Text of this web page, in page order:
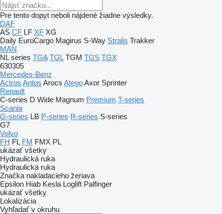
Pre tento dopyt neboli nájdené žiadne výsledky.
DAF
AS CF LF XF XG
Daily EuroCargo Magirus S-Way Stralis Trakker
MAN
NL series TGA TGL TGM TGS TGX
630305
Mercedes-Benz
Actros Antos Arocs AtegoAxor Sprinter
Renault
C-series D Wide Magnum Premium T-series
Scania
G-series LB P-series R-series S-series
G7
Volvo
FH FL FM FMX PL
ukázať všetky
Hydraulická ruka
Hydraulická ruka
Značka nakladacieho žeriava
Epsilon Hiab Kesla Loglift Palfinger
ukázať všetky
Lokalizácia
Vyhľadať v okruhu